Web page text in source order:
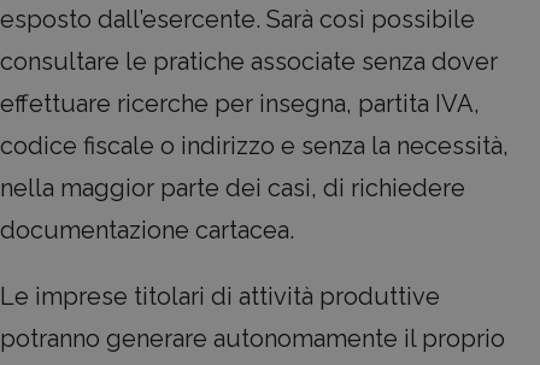
esposto dall’esercente. Sarà così possibile
consultare le pratiche associate senza dover
effettuare ricerche per insegna, partita IVA,
codice fiscale o indirizzo e senza la necessità,
nella maggior parte dei casi, di richiedere
documentazione cartacea.
Le imprese titolari di attività produttive
potranno generare autonomamente il proprio